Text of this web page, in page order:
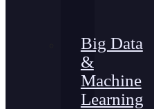
Big Data
&
Machine
Learning